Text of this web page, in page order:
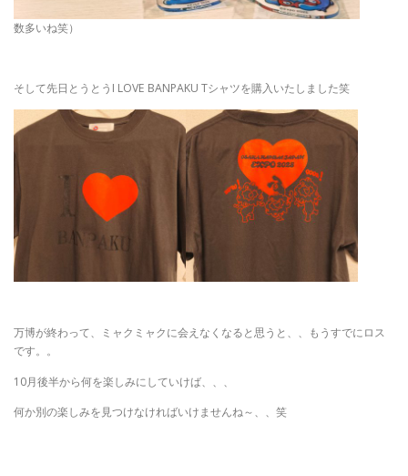
数多いね笑）
そして先日とうとうI LOVE BANPAKU Tシャツを購入いたしました笑
万博が終わって、ミャクミャクに会えなくなると思うと、、もうすでにロス
です。。
10月後半から何を楽しみにしていけば、、、
何か別の楽しみを見つけなければいけませんね～、、笑